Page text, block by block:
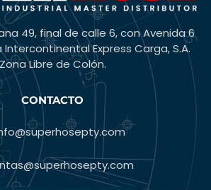
49, final de calle 6, con Avenida 6
Express Carga, S.A.
Zona Libre de Colón.
CONTACTO